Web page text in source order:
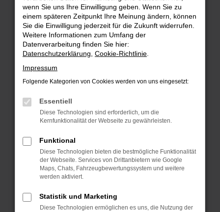
Wir bieten günstige Audi Q3 für
Konstanz
Schleichst du bereits um einen Audi Q3
herum und möchtest bald mit diesem
Modell in Konstanz unterwegs sein?
wir bieten dieses erstklassige Fahrzeug
zu einem sensationellen Preis. Bei
die Spezialisten für den Audi Q3 und eine
Reihe anderer Modelle geraten. Für uns
spricht, dass wir ausschließlich
Fahrzeuge aus erster Hand anbieten
und du durchweg scheckheftgepflegte
Autos erhältst. Wir sprechen dabei von
wenn Sie uns Ihre Einwilligung geben. Wenn Sie zu
einem späteren Zeitpunkt Ihre Meinung ändern, können
Sie die Einwilligung jederzeit für die Zukunft widerrufen.
Weitere Informationen zum Umfang der
Datenverarbeitung finden Sie hier:
Datenschutzerklärung Cookie-Richtlinie
Impressum
Folgende Kategorien von Cookies werden von uns eingesetzt:
Essentiell
Diese Technologien sind erforderlich, um die
Kernfunktionalität der Webseite zu gewährleisten.
Funktional
Diese Technologien bieten die bestmögliche Funktionalität
der Webseite. Services von Drittanbietern wie Google
Maps, Chats, Fahrzeugbewertungssystem und weitere
werden aktiviert.
Statistik und Marketing
Diese Technologien ermöglichen es uns, die Nutzung der